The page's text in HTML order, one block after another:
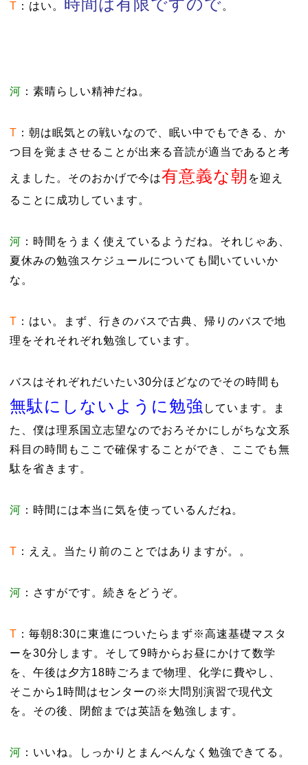
T ：はい。 時間は有限ですので。
河 ：素晴らしい精神だね。
T ：朝は眠気との戦いなので、眠い中でもできる、か
つ目を覚まさせることが出来る音読が適当であると考
えました。そのおかげで今は有意義な朝 を迎え
ることに成功しています。
河 ：時間をうまく使えているようだね。それじゃあ、
夏休みの勉強スケジュールについても聞いていいか
な。
T ：はい。まず、行きのバスで古典、帰りのバスで地
理をそれそれぞれ勉強しています。
バスはそれぞれだいたい30分ほどなのでその時間も
無駄にしないように勉強 しています。ま
た、僕は理系国立志望なのでおろそかにしがちな文系
科目の時間もここで確保することができ、ここでも無
駄を省きます。
河 ：時間には本当に気を使っているんだね。
T ：ええ。当たり前のことではありますが。。
河 ：さすがです。続きをどうぞ。
T ：毎朝8:30に東進についたらまず※高速基礎マスタ
ーを30分します。そして9時からお昼にかけて数学
を、午後は夕方18時ごろまで物理、化学に費やし、
そこから1時間はセンターの※大問別演習で現代文
を。その後、閉館までは英語を勉強します。
河 ：いいね。しっかりとまんべんなく勉強できてる。